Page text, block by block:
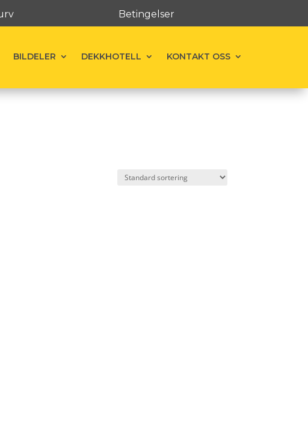
Betingelser
BILDELER DEKKHOTELL KONTAKT OSS